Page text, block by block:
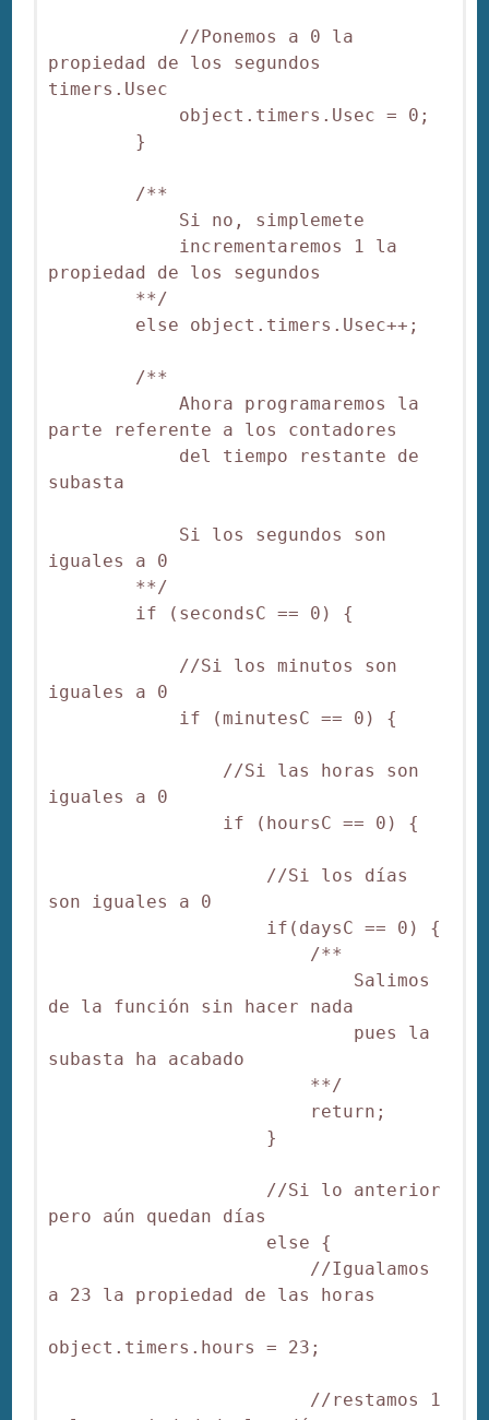
//Ponemos a 0 la
propiedad de los segundos
timers.Usec
object.timers.Usec = 0;
}
/**
Si no, simplemete
incrementaremos 1 la
propiedad de los segundos
**/
else object.timers.Usec++;
/**
Ahora programaremos la
parte referente a los contadores
del tiempo restante de
subasta
Si los segundos son
iguales a 0
**/
if (secondsC == 0) {
//Si los minutos son
iguales a 0
if (minutesC == 0) {
//Si las horas son
iguales a 0
if (hoursC == 0) {
//Si los días
son iguales a 0
if(daysC == 0) {
/**
Salimos
de la función sin hacer nada
pues la
subasta ha acabado
**/
return;
}
//Si lo anterior
pero aún quedan días
else {
//Igualamos
a 23 la propiedad de las horas
object.timers.hours = 23;
//restamos 1